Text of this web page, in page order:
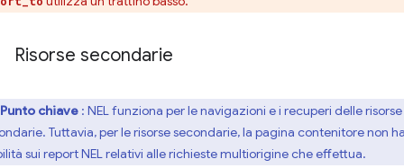
Risorse secondarie
Punto chiave : NEL funziona per le navigazioni e i recuperi delle risorse
Tuttavia, per le risorse secondarie, la pagina contenitore non
sui report NEL relativi alle richieste multiorigine che effettua.